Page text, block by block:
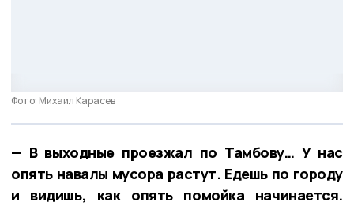
Фото: Михаил Карасев
— В выходные проезжал по Тамбову… У нас
опять навалы мусора растут. Едешь по городу
и видишь, как опять помойка начинается.